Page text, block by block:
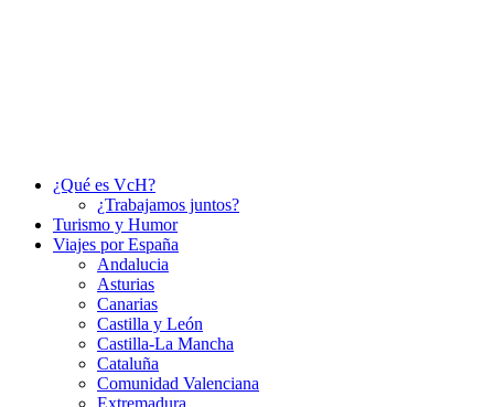
¿Qué es VcH?
¿Trabajamos juntos?
Turismo y Humor
Viajes por España
Andalucia
Asturias
Canarias
Castilla y León
Castilla-La Mancha
Cataluña
Comunidad Valenciana
Extremadura